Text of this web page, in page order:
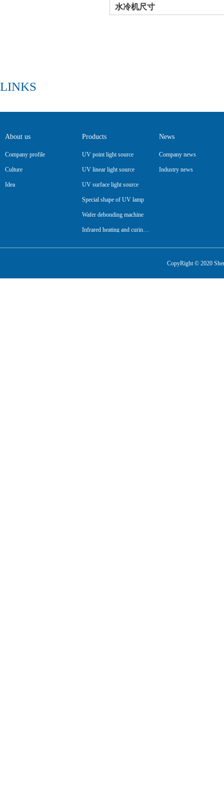
水冷机尺寸
LINKS
About us
Company profile
Culture
Idea
Products
UV point light source
UV linear light source
UV surface light source
Special shape of UV lamp
Wafer debonding machine
Infrared heating and curing lamp
News
Company news
Industry news
CopyRight © 2020